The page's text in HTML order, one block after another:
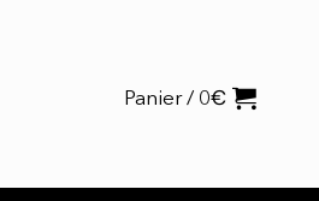
Panier / 0€